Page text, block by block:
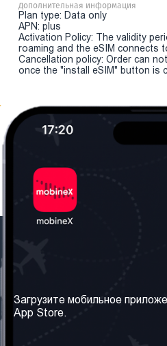
Дополнительная информация
Plan type: Data only
APN: plus
Activation Policy: The validity
roaming and the eSIM connects
Cancellation policy: Order can
once the "install eSIM" button is
Наши сервисы
Загрузите мобильное
App Store.